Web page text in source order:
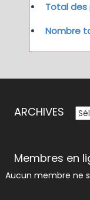
Total des
Nombre
ARCHIVES
Membres en
Aucun membre ne